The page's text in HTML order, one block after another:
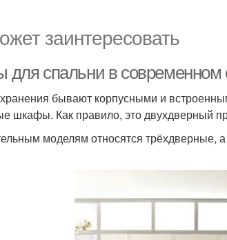
заинтересовать
спальни в современном
бывают корпусными и
шкафы. Как правило, это двухдверный
моделям относятся трёхдверные,